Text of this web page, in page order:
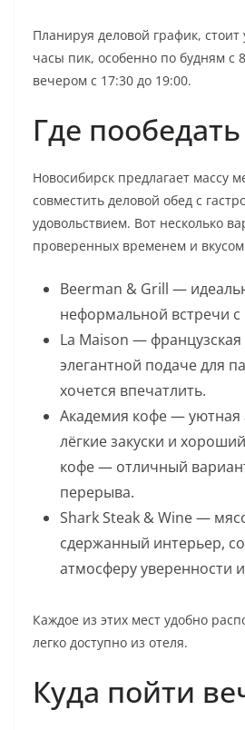
Планируя деловой график,
часы пик, особенно по будням с
вечером с 17:30 до 19:00.
Где пообедать
Новосибирск предлагает массу
совместить деловой обед с
удовольствием. Вот несколько
проверенных временем и
Beerman & Grill —
неформальной встречи с
La Maison — французская
элегантной подаче для
хочется впечатлить.
Академия кофе — уютная
лёгкие закуски и
кофе — отличный
перерыва.
Shark Steak & Wine —
сдержанный интерьер,
атмосферу уверенности
Каждое из этих мест удобно
легко доступно из отеля.
Куда пойти